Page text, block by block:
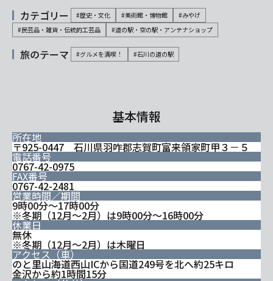
カテゴリー #歴史・文化 #美術館・博物館
#みやげ
#民芸品・雑貨・伝統的工芸品
#道の駅・空の駅・アンテナショップ
旅のテーマ #グルメを満喫！ #石川の道の駅
基本情報
所在地
〒925-0447 石川県羽咋郡志賀町富来領家町甲３－５
電話番号
0767-42-0975
FAX番号
0767-42-2481
営業時間／期間
9時00分～17時00分
※冬期（12月～2月）は9時00分～16時00分
休業日
無休
※冬期（12月～2月）は木曜日
アクセス（車）
のと里山海道西山ICから国道249号を北へ約25キロ
金沢から約1時間15分